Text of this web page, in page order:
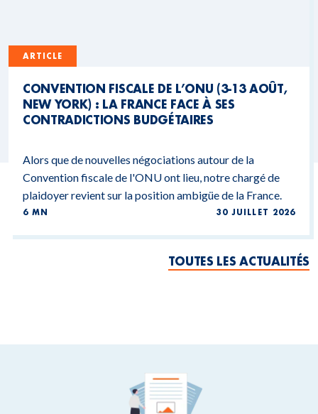
ARTICLE
CONVENTION FISCALE DE L’ONU (3-13 AOÛT,
NEW YORK) : LA FRANCE FACE À SES
CONTRADICTIONS BUDGÉTAIRES
Alors que de nouvelles négociations autour de la
Convention fiscale de l'ONU ont lieu, notre chargé de
plaidoyer revient sur la position ambigüe de la France.
6 MN 30 JUILLET 2026
TOUTES LES ACTUALITÉS